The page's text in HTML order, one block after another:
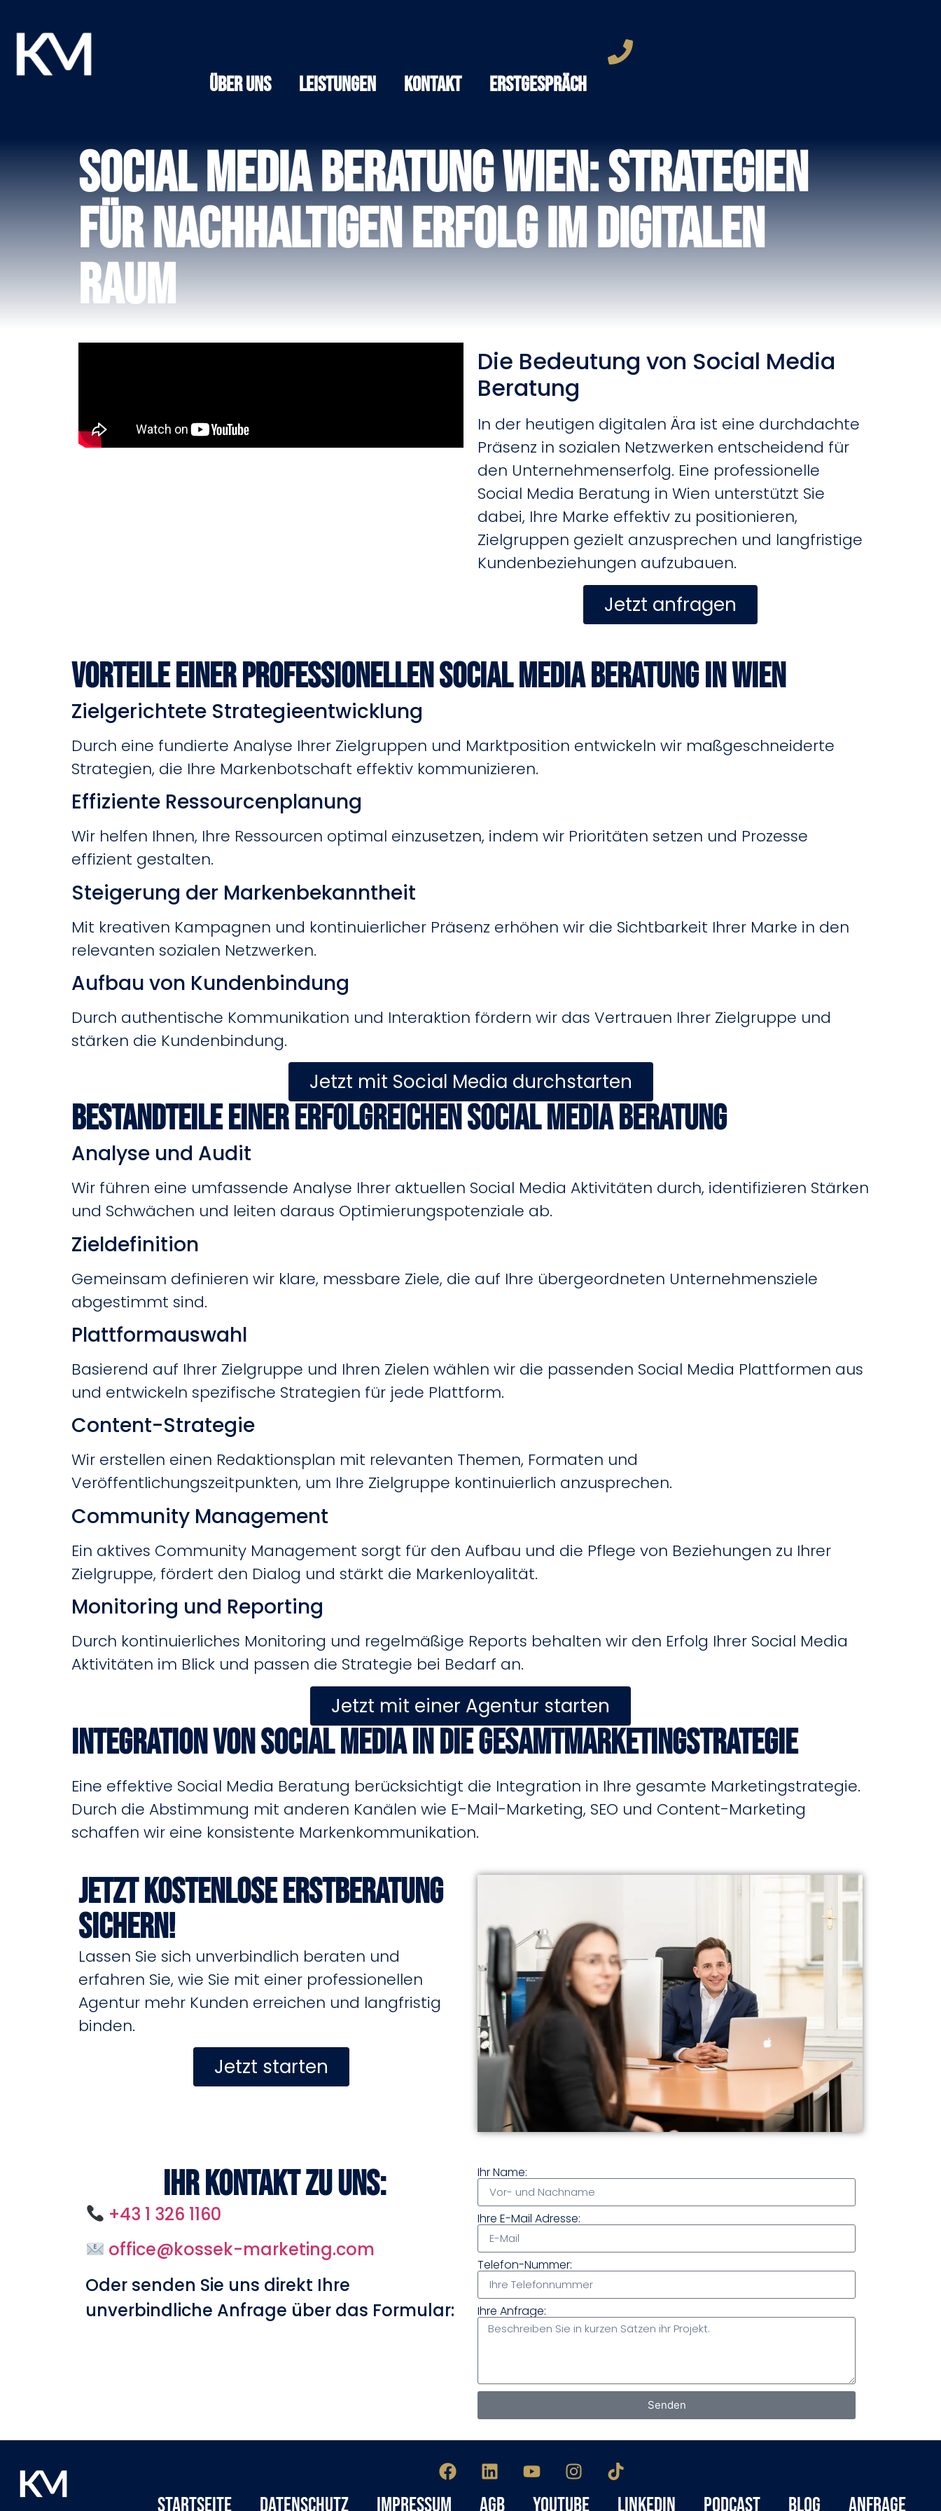
Über Uns Leistungen Kontakt Erstgespräch
Social Media Beratung Wien: Strategien
für nachhaltigen Erfolg im digitalen
Raum
Die Bedeutung von Social Media
Beratung
In der heutigen digitalen Ära ist eine durchdachte
Präsenz in sozialen Netzwerken entscheidend für
den Unternehmenserfolg. Eine professionelle
Social Media Beratung in Wien unterstützt Sie
dabei, Ihre Marke effektiv zu positionieren,
Zielgruppen gezielt anzusprechen und langfristige
Kundenbeziehungen aufzubauen.
Jetzt anfragen
Vorteile einer professionellen Social Media Beratung in Wien
Zielgerichtete Strategieentwicklung
Durch eine fundierte Analyse Ihrer Zielgruppen und Marktposition entwickeln wir maßgeschneiderte
Strategien, die Ihre Markenbotschaft effektiv kommunizieren.
Effiziente Ressourcenplanung
Wir helfen Ihnen, Ihre Ressourcen optimal einzusetzen, indem wir Prioritäten setzen und Prozesse
effizient gestalten.
Steigerung der Markenbekanntheit
Mit kreativen Kampagnen und kontinuierlicher Präsenz erhöhen wir die Sichtbarkeit Ihrer Marke in den
relevanten sozialen Netzwerken.
Aufbau von Kundenbindung
Durch authentische Kommunikation und Interaktion fördern wir das Vertrauen Ihrer Zielgruppe und
stärken die Kundenbindung.
Jetzt mit Social Media durchstarten
Bestandteile einer erfolgreichen Social Media Beratung
Analyse und Audit
Wir führen eine umfassende Analyse Ihrer aktuellen Social Media Aktivitäten durch, identifizieren Stärken
und Schwächen und leiten daraus Optimierungspotenziale ab.
Zieldefinition
Gemeinsam definieren wir klare, messbare Ziele, die auf Ihre übergeordneten Unternehmensziele
abgestimmt sind.
Plattformauswahl
Basierend auf Ihrer Zielgruppe und Ihren Zielen wählen wir die passenden Social Media Plattformen aus
und entwickeln spezifische Strategien für jede Plattform.
Content-Strategie
Wir erstellen einen Redaktionsplan mit relevanten Themen, Formaten und
Veröffentlichungszeitpunkten, um Ihre Zielgruppe kontinuierlich anzusprechen.
Community Management
Ein aktives Community Management sorgt für den Aufbau und die Pflege von Beziehungen zu Ihrer
Zielgruppe, fördert den Dialog und stärkt die Markenloyalität.
Monitoring und Reporting
Durch kontinuierliches Monitoring und regelmäßige Reports behalten wir den Erfolg Ihrer Social Media
Aktivitäten im Blick und passen die Strategie bei Bedarf an.
Jetzt mit einer Agentur starten
Integration von Social Media in die Gesamtmarketingstrategie
Eine effektive Social Media Beratung berücksichtigt die Integration in Ihre gesamte Marketingstrategie.
Durch die Abstimmung mit anderen Kanälen wie E-Mail-Marketing, SEO und Content-Marketing
schaffen wir eine konsistente Markenkommunikation.
Jetzt kostenlose Erstberatung
sichern!
Lassen Sie sich unverbindlich beraten und
erfahren Sie, wie Sie mit einer professionellen
Agentur mehr Kunden erreichen und langfristig
binden.
Jetzt starten
Ihr Kontakt zu uns:
+43 1 326 1160
office@kossek-marketing.com
Oder senden Sie uns direkt Ihre
unverbindliche Anfrage über das Formular:
Ihr Name:
Ihre E-Mail Adresse:
Telefon-Nummer:
Ihre Anfrage:
Senden
Startseite Datenschutz Impressum AGB YouTube LinkedIn Podcast Blog Anfrage